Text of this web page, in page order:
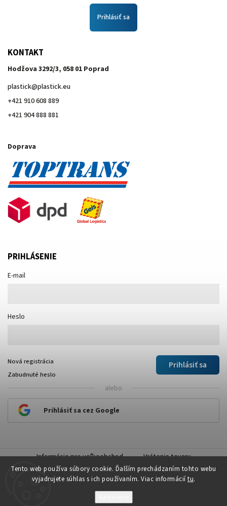
Tento web používa súbory cookie. Ďalším prechádzaním tohto webu
vyjadrujete súhlas s ich používaním. Viac informácií tu.
Prihlásiť sa
KONTAKT
Hodžova 3292/3, 058 01 Poprad
plastick@plastick.eu
+421 910 608 889
+421 904 888 881
Doprava
PRIHLÁSENIE
E-mail
Heslo
Prihlásiť sa
Nová registrácia
Zabudnuté heslo
alebo
Prihlásiť sa cez Google
Informácie pre veľkoobchod Vrátenie tovaru